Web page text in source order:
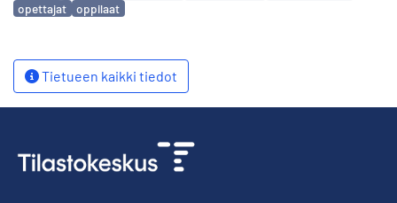
opettajat
oppilaat
Tietueen kaikki tiedot